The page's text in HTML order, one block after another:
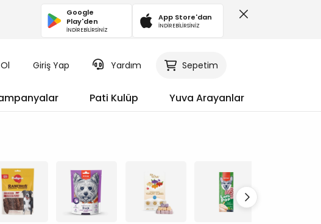
Google
Play'den
İNDİREBİLİRSİNİZ
App Store'dan
İNDİREBİLİRSİNİZ
Giriş Yap Yardım Sepetim
Pati Kulüp Yuva Arayanlar